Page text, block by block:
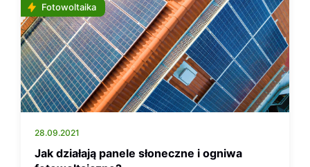
Fotowoltaika
28.09.2021
Jak działają panele słoneczne i ogniwa